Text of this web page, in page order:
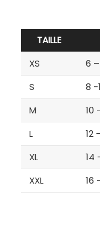
TAILLE
XS
6
S
8 -
M
10
L
12
XL
14
XXL
16